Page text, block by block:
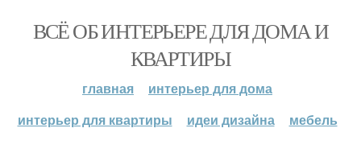
ВСЁ ОБ ИНТЕРЬЕРЕ ДЛЯ ДОМА И
КВАРТИРЫ
главная
интерьер для дома
интерьер для квартиры
идеи дизайна мебель